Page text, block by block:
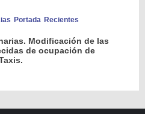
Portada Recientes
Modificación de las
de ocupación de